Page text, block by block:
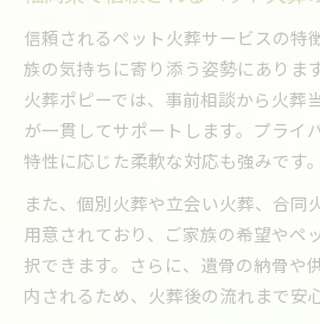
信頼されるペット火葬サービスの特
族の気持ちに寄り添う姿勢にありま
火葬ポピーでは、事前相談から火葬
が一貫してサポートします。プライ
特性に応じた柔軟な対応も強みです。
また、個別火葬や立会い火葬、合同
用意されており、ご家族の希望やペ
択できます。さらに、遺骨の納骨や
内されるため、火葬後の流れまで安